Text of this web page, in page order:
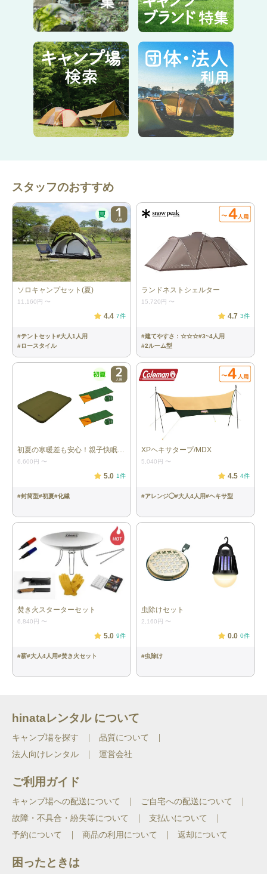
スタッフのおすすめ
ソロキャンプセット(夏)
11,160円 〜
4.4 7件
#テントセット#大人1人用
#ロースタイル
ランドネストシェルター
15,720円 〜
4.7 3件
#建てやすさ：☆☆☆#3~4人用
#2ルーム型
初夏の寒暖差も安心！親子快眠セット
6,600円 〜
5.0 1件
#封筒型#初夏#化繊
XPヘキサタープ/MDX
5,040円 〜
4.5 4件
#アレンジ◯#大人4人用#ヘキサ型
焚き火スターターセット
6,840円 〜
5.0 9件
#薪#大人4人用#焚き火セット
虫除けセット
2,160円 〜
0.0 0件
#虫除け
hinataレンタル について
キャンプ場を探す
品質について
法人向けレンタル
運営会社
ご利用ガイド
キャンプ場への配送について
ご自宅への配送について
故障・不具合・紛失等について
支払いについて
予約について
商品の利用について 返却について
困ったときは